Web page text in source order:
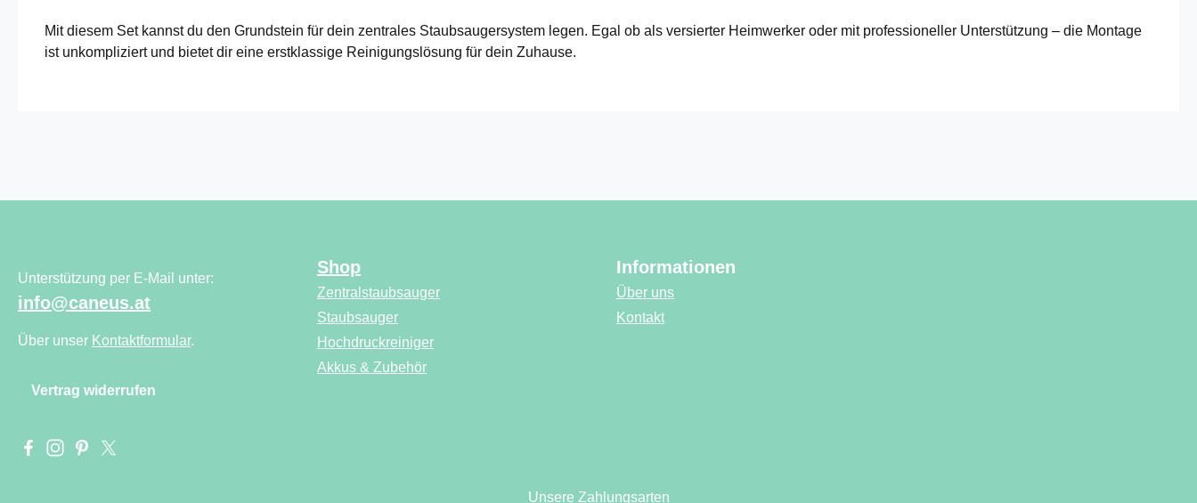
Mit diesem Set kannst du den Grundstein für dein zentrales Staubsaugersystem legen. Egal ob als versierter Heimwerker oder mit professioneller Unterstützung – die Montage
ist unkompliziert und bietet dir eine erstklassige Reinigungslösung für dein Zuhause.
Unterstützung per E-Mail unter:
info@caneus.at
Über unser Kontaktformular.
Vertrag widerrufen
Besuche uns auf Facebook – öffnet in neuem Tab (externer Link)
Schau auf Instagram vorbei – öffnet in neuem Tab (externer Link)
Lass dich auf Pinterest inspirieren – öffnet in neuem Tab (externer Link)
Folge uns auf X – öffnet in neuem Tab (externer Link)
Shop
Zentralstaubsauger
Staubsauger
Hochdruckreiniger
Akkus & Zubehör
Informationen
Über uns
Kontakt
Unsere Zahlungsarten